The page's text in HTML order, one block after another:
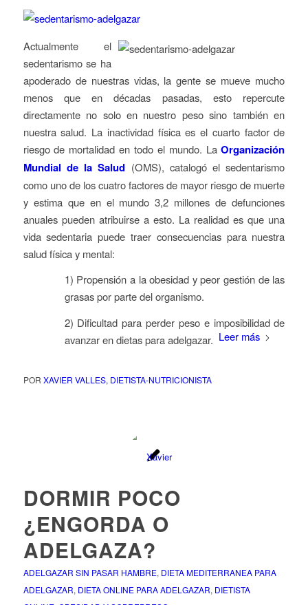
Actualmente el
sedentarismo se ha
apoderado de nuestras vidas, la gente se mueve mucho
menos que en décadas pasadas, esto repercute
directamente no solo en nuestro peso sino también en
nuestra salud. La inactividad física es el cuarto factor de
riesgo de mortalidad en todo el mundo. LaOrganización
Mundial de la Salud (OMS), catalogó el sedentarismo
como uno de los cuatro factores de mayor riesgo de muerte
y estima que en el mundo 3,2 millones de defunciones
anuales pueden atribuirse a esto. La realidad es que una
vida sedentaria puede traer consecuencias para nuestra
salud física y mental:
1) Propensión a la obesidad y peor gestión de las
grasas por parte del organismo.
2) Dificultad para perder peso e imposibilidad de
avanzar en dietas para adelgazar. Leer más
POR XAVIER VALLES, DIETISTA-NUTRICIONISTA
DORMIR POCO
¿ENGORDA O
ADELGAZA?
ADELGAZAR SIN PASAR HAMBRE, DIETA MEDITERRANEA PARA
ADELGAZAR, DIETA ONLINE PARA ADELGAZAR, DIETISTA